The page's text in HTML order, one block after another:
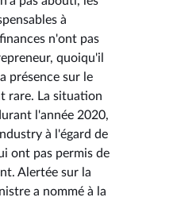
à
n'ont pas
quoiqu'il
présence sur le
rare. La situation
l'année 2020,
à l'égard de
ont pas permis de
Alertée sur la
a nommé à la